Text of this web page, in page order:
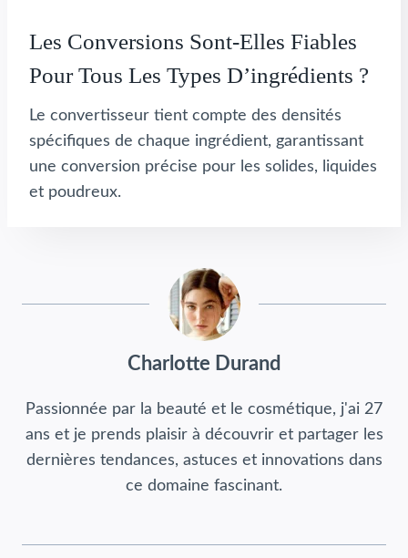
Les Conversions Sont-Elles Fiables
Pour Tous Les Types D’ingrédients ?
Le convertisseur tient compte des densités
spécifiques de chaque ingrédient, garantissant
une conversion précise pour les solides, liquides
et poudreux.
Charlotte Durand
Passionnée par la beauté et le cosmétique, j'ai 27
ans et je prends plaisir à découvrir et partager les
dernières tendances, astuces et innovations dans
ce domaine fascinant.